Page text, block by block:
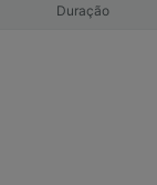
Duração